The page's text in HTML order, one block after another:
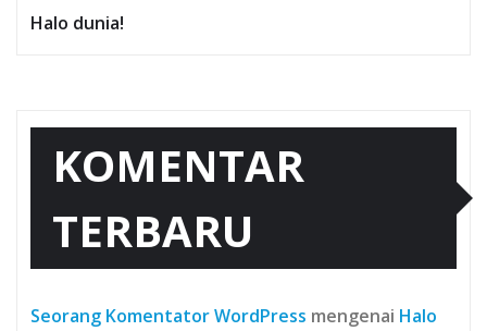
Halo dunia!
KOMENTAR
TERBARU
Seorang Komentator WordPress mengenai Halo